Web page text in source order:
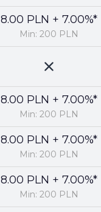
8.00 PLN + 7.00%*
Min: 200 PLN
8.00 PLN + 7.00%*
Min: 200 PLN
8.00 PLN + 7.00%*
Min: 200 PLN
8.00 PLN + 7.00%*
Min: 200 PLN